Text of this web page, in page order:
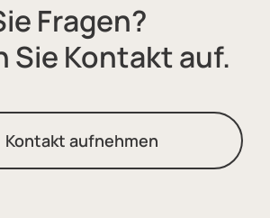
Fragen?
Sie Kontakt auf.
Kontakt aufnehmen